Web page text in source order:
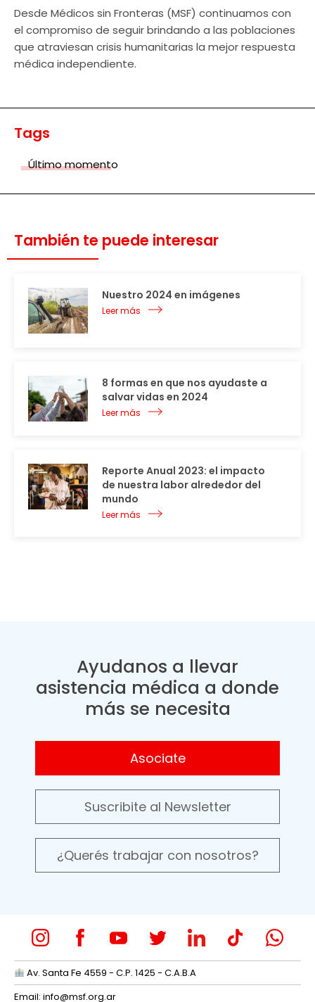
Desde Médicos sin Fronteras (MSF) continuamos con
el compromiso de seguir brindando a las poblaciones
que atraviesan crisis humanitarias la mejor respuesta
médica independiente.
Tags
Último momento
También te puede interesar
Nuestro 2024 en imágenes
Leer más
8 formas en que nos ayudaste a
salvar vidas en 2024
Leer más
Reporte Anual 2023: el impacto
de nuestra labor alrededor del
mundo
Leer más
Ayudanos a llevar
asistencia médica a donde
más se necesita
Asociate
Suscribite al Newsletter
¿Querés trabajar con nosotros?
Av. Santa Fe 4559 - C.P. 1425 - C.A.B.A
Email: info@msf.org.ar